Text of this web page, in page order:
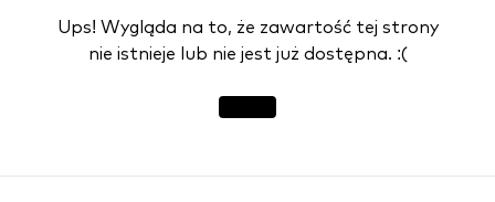
Ups! Wygląda na to, że zawartość tej strony
nie istnieje lub nie jest już dostępna. :(